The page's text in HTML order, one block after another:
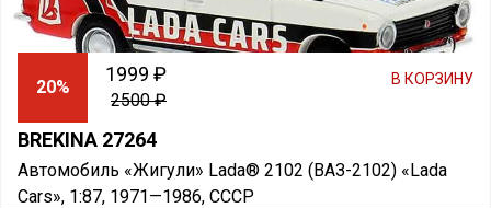
BREKINA 27264
Автомобиль «Жигули» Lada® 2102 (ВАЗ-2102) «Lada
Cars», 1:87, 1971—1986, СССР
1999 ₽
2500 ₽
20% В КОРЗИНУ